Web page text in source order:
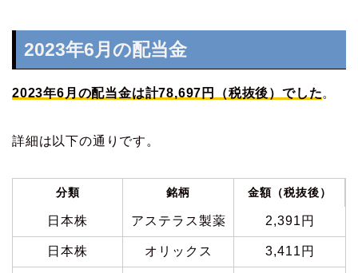
2023年6月の配当金
2023年6月の配当金は計78,697円（税抜後）でした。
詳細は以下の通りです。
分類 銘柄 金額（税抜後）
日本株 アステラス製薬 2,391円
日本株 オリックス 3,411円